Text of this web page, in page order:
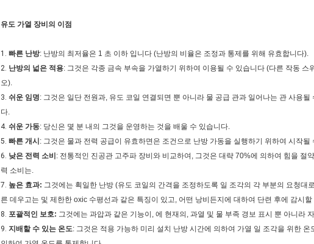
유도 가열 장비의 이점
1. 빠른 난방: 난방의 최저율은 1 초 이하 입니다 (난방의 비율은 조정과 통제를 위해 유효합니다).
2. 난방의 넓은 적용: 그것은 각종 금속 부속을 가열하기 위하여 이용될 수 있습니다 (다른 작동 스
오).
3. 쉬운 임명: 그것은 일단 전원과, 유도 코일 연결되면 뿐 아니라 물 공급 관과 일어나는 관 사용
다.
4. 쉬운 가동: 당신은 몇 분 내의 그것을 운영하는 것을 배울 수 있습니다.
5. 빠른 개시 : 그것은 물과 전력 공급이 유효하면은 조건으로 난방 가동을 실행하기 위하여 시작될
6. 낮은 전력 소비 : 전통적인 진공관 고주파 장비와 비교하여, 그것은 대략 70%에 의하여 힘을 절
력 소비는.
7. 높은 효과: 그것에는 획일한 난방 (유도 코일의 간격을 조정하도록 일 조각의 각 부분의 요청대
른 데우고는 및 제한한 oxic 수평선과 같은 특징이 있고, 어떤 낭비든지에 대하여 단련 후에 감시
8. 포괄적인 보호: 그것에는 과압과 같은 기능이, 에 현재의, 과열 및 물 부족 경보 표시 뿐 아니라
9. 지배할 수 있는 온도: 그것은 적용 가능하 미리 설치 난방 시간에 의하여 가열 일 조각을 위한